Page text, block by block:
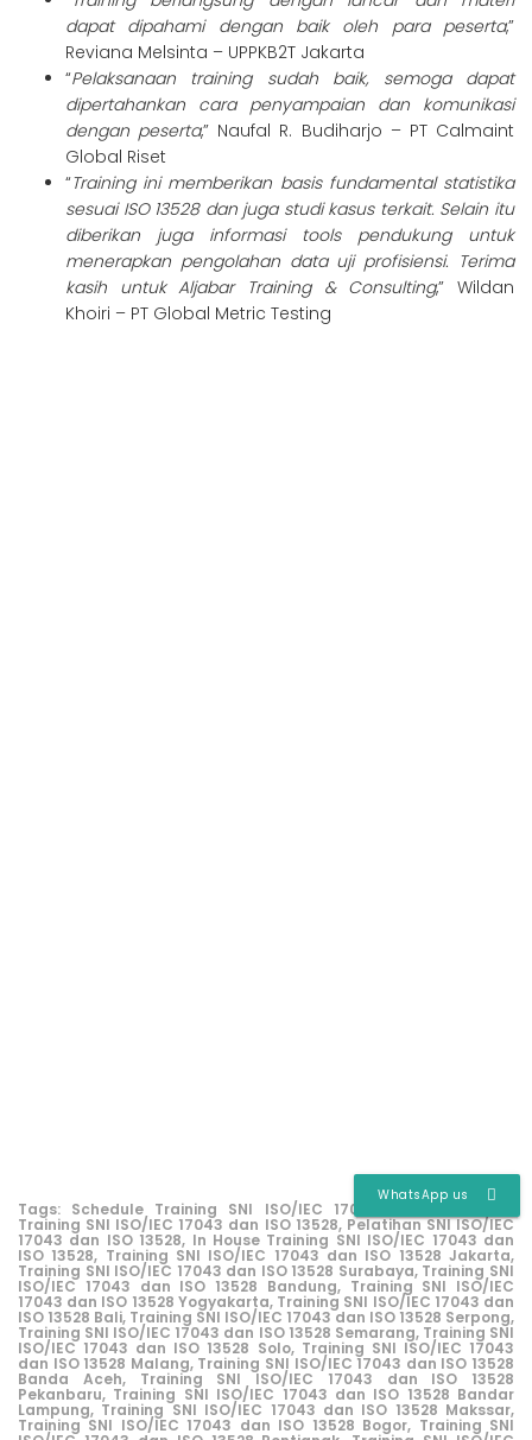
dapat dipahami dengan baik oleh para peserta,”
Reviana Melsinta – UPPKB2T Jakarta
“Pelaksanaan training sudah baik, semoga dapat
dipertahankan cara penyampaian dan komunikasi
dengan peserta,” Naufal R. Budiharjo – PT Calmaint
Global Riset
“Training ini memberikan basis fundamental statistika
sesuai ISO 13528 dan juga studi kasus terkait. Selain itu
diberikan juga informasi tools pendukung untuk
menerapkan pengolahan data uji profisiensi. Terima
kasih untuk Aljabar Training & Consulting,” Wildan
Khoiri – PT Global Metric Testing
Tags: Schedule Training SNI ISO/IEC 17043 dan ISO 13528,
Training SNI ISO/IEC 17043 dan ISO 13528, Pelatihan SNI ISO/IEC
17043 dan ISO 13528, In House Training SNI ISO/IEC 17043 dan
ISO 13528, Training SNI ISO/IEC 17043 dan ISO 13528 Jakarta,
Training SNI ISO/IEC 17043 dan ISO 13528 Surabaya, Training SNI
ISO/IEC 17043 dan ISO 13528 Bandung, Training SNI ISO/IEC
17043 dan ISO 13528 Yogyakarta, Training SNI ISO/IEC 17043 dan
ISO 13528 Bali, Training SNI ISO/IEC 17043 dan ISO 13528 Serpong,
Training SNI ISO/IEC 17043 dan ISO 13528 Semarang, Training SNI
ISO/IEC 17043 dan ISO 13528 Solo, Training SNI ISO/IEC 17043
dan ISO 13528 Malang, Training SNI ISO/IEC 17043 dan ISO 13528
Banda Aceh, Training SNI ISO/IEC 17043 dan ISO 13528
Pekanbaru, Training SNI ISO/IEC 17043 dan ISO 13528 Bandar
Lampung, Training SNI ISO/IEC 17043 dan ISO 13528 Makssar,
Training SNI ISO/IEC 17043 dan ISO 13528 Bogor, Training SNI
WhatsApp us